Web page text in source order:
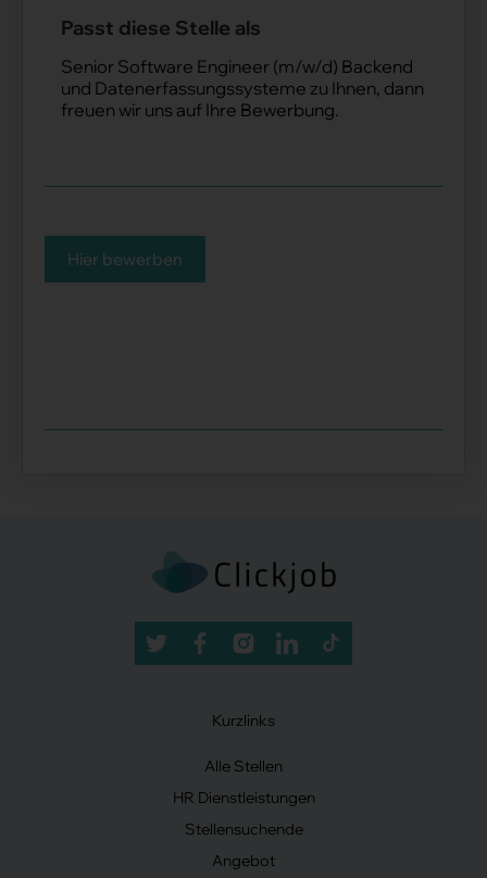
Passt diese Stelle als
Senior Software Engineer (m/w/d) Backend
und Datenerfassungssysteme zu Ihnen, dann
freuen wir uns auf Ihre Bewerbung.
Hier bewerben
Kurzlinks
Alle Stellen
HR Dienstleistungen
Stellensuchende
Angebot